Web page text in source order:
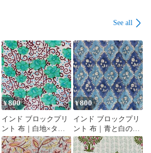
See all
¥800
インド ブロックプリ
ント 布｜白地×ター
コイズグリーン花と
唐草模様 コットン生
¥800
インド ブロックプリ
ント 布｜青と白のシ
ノワズリ風 花柄 コッ
トン生地 110cm幅